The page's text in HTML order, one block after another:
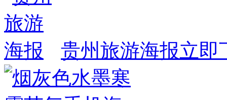
贵州旅游海报立即